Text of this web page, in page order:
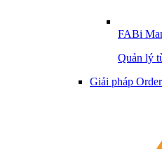
FABi
Quản lý
Giải pháp